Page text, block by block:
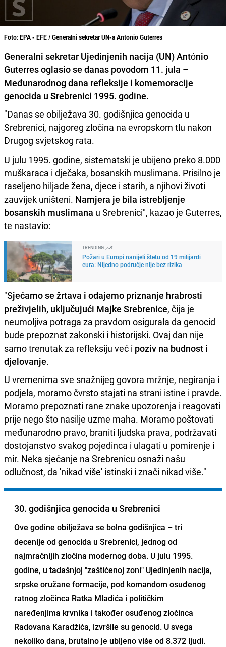
Foto: EPA - EFE / Generalni sekretar UN-a Antonio Guterres
Generalni sekretar Ujedinjenih nacija (UN) António
Guterres oglasio se danas povodom 11. jula –
Međunarodnog dana refleksije i komemoracije
genocida u Srebrenici 1995. godine.
"Danas se obilježava 30. godišnjica genocida u
Srebrenici, najgoreg zločina na evropskom tlu nakon
Drugog svjetskog rata.
U julu 1995. godine, sistematski je ubijeno preko 8.000
muškaraca i dječaka, bosanskih muslimana. Prisilno je
raseljeno hiljade žena, djece i starih, a njihovi životi
zauvijek uništeni. Namjera je bila istrebljenje
bosanskih muslimana u Srebrenici", kazao je Guterres,
te nastavio:
TRENDING
Požari u Europi nanijeli štetu od 19 milijardi
eura: Nijedno područje nije bez rizika
"Sjećamo se žrtava i odajemo priznanje hrabrosti
preživjelih, uključujući Majke Srebrenice, čija je
neumoljiva potraga za pravdom osigurala da genocid
bude prepoznat zakonski i historijski. Ovaj dan nije
samo trenutak za refleksiju već i poziv na budnost i
djelovanje.
U vremenima sve snažnijeg govora mržnje, negiranja i
podjela, moramo čvrsto stajati na strani istine i pravde.
Moramo prepoznati rane znake upozorenja i reagovati
prije nego što nasilje uzme maha. Moramo poštovati
međunarodno pravo, braniti ljudska prava, podržavati
dostojanstvo svakog pojedinca i ulagati u pomirenje i
mir. Neka sjećanje na Srebrenicu osnaži našu
odlučnost, da 'nikad više' istinski i znači nikad više."
30. godišnjica genocida u Srebrenici
Ove godine obilježava se bolna godišnjica – tri
decenije od genocida u Srebrenici, jednog od
najmračnijih zločina modernog doba. U julu 1995.
godine, u tadašnjoj "zaštićenoj zoni" Ujedinjenih nacija,
srpske oružane formacije, pod komandom osuđenog
ratnog zločinca Ratka Mladića i političkim
naređenjima krvnika i također osuđenog zločinca
Radovana Karadžića, izvršile su genocid. U svega
nekoliko dana, brutalno je ubijeno više od 8.372 ljudi.